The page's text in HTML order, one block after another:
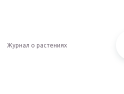
Журнал о растениях